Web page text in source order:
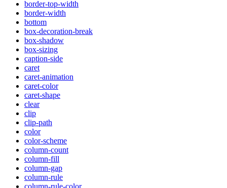
border-top-width
border-width
bottom
box-decoration-break
box-shadow
box-sizing
caption-side
caret
caret-animation
caret-color
caret-shape
clear
clip
clip-path
color
color-scheme
column-count
column-fill
column-gap
column-rule
column-rule-color